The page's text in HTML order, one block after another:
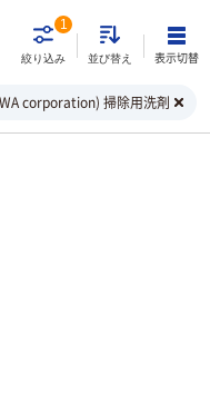
絞り込み
1
並び替え 表示切替
corporation) 掃除用洗剤